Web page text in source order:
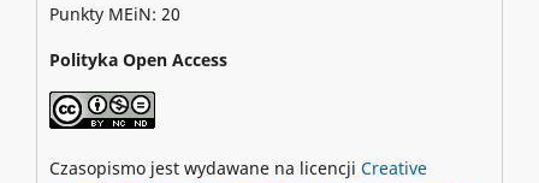
Punkty MEiN: 20
Polityka Open Access
Czasopismo jest wydawane na licencji Creative